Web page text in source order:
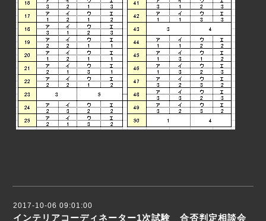
2017-10-06 09:01:00
インテリアコーディネーター1次試験 合否判定相談会